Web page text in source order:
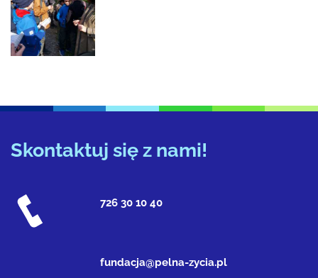
Skontaktuj się z nami!
726 30 10 40
fundacja@pelna-zycia.pl